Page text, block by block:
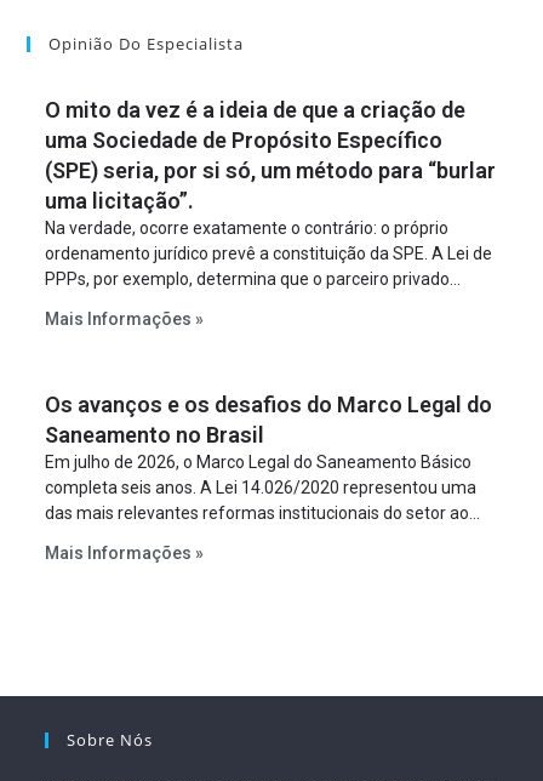
Opinião Do Especialista
O mito da vez é a ideia de que a criação de
uma Sociedade de Propósito Específico
(SPE) seria, por si só, um método para “burlar
uma licitação”.
Na verdade, ocorre exatamente o contrário: o próprio
ordenamento jurídico prevê a constituição da SPE. A Lei de
PPPs, por exemplo, determina que o parceiro privado
empreendimento. Ou seja, a suposta “fraude à licitação” é
projeto a projeto.
Mais Informações »
Os avanços e os desafios do Marco Legal do
Saneamento no Brasil
Em julho de 2026, o Marco Legal do Saneamento Básico
completa seis anos. A Lei 14.026/2020 representou uma
das mais relevantes reformas institucionais do setor ao
serviços, ampliar a participação da iniciativa privada,
Mais Informações »
Sobre Nós